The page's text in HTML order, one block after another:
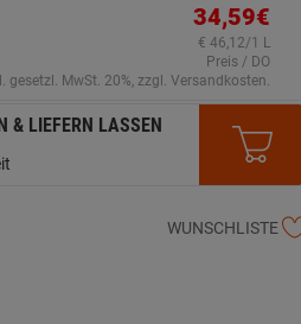
34,59€
€ 46,12/1 L
Preis / DO
gesetzl. MwSt. 20%, zzgl. Versandkosten.
& LIEFERN LASSEN
WUNSCHLISTE